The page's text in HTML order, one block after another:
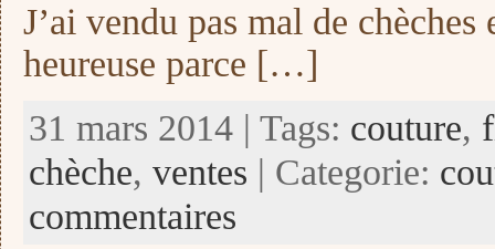
J’ai vendu pas mal de chèches
heureuse parce […]
31 mars 2014 | Tags: couture,
chèche, ventes | Categorie:
commentaires